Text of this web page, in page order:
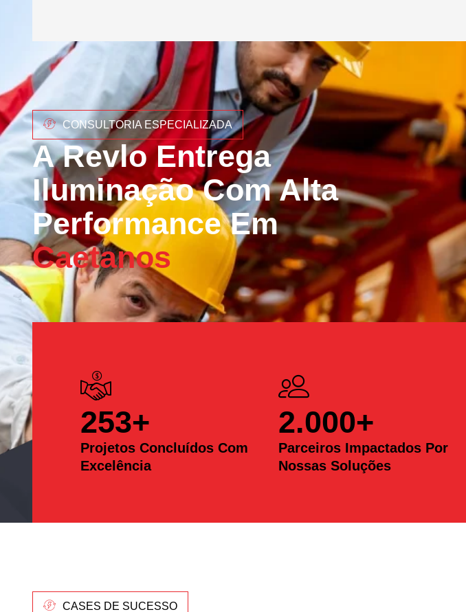
CONSULTORIA ESPECIALIZADA
A Revlo Entrega
Iluminação Com Alta
Performance Em
Caetanos
Projetos Concluídos Com
Excelência
253+
Parceiros Impactados Por
Nossas Soluções
2.000+
CASES DE SUCESSO